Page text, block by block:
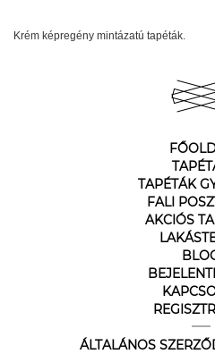
Krém képregény mintázatú tapéták.
TAPÉTÁK
FALI
AKCIÓS
ÁLTALÁNOS